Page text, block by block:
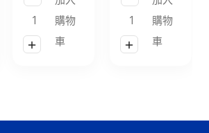
Logo
Backpack
31L_Black
購物
車
Logo
Backpack
31L_Green
購物
車